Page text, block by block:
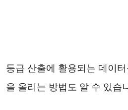
등급 산출에 활용되는 데이
을 올리는 방법도 알 수 있습